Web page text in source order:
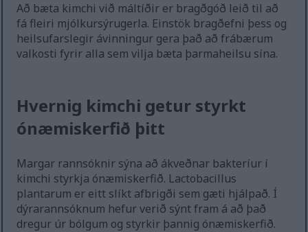
Að bæta kimchi við máltíðir er bragðgóð leið til að
fá fleiri mjólkursýrugerla. Einstök bragðefni þess og
heilsufarslegir ávinningur gera það að frábærum
valkosti fyrir alla sem vilja bæta þarmaheilsu sína.
Hvernig kimchi getur styrkt
ónæmiskerfið þitt
Margar rannsóknir sýna að ákveðnar bakteríur í
kimchi styrkja ónæmiskerfið. Lactobacillus
plantarum er eitt slíkt afbrigði sem gæti hjálpað. Í
dýrarannsóknum hefur verið sýnt fram á að það
dregur úr bólgum og styrkir þannig ónæmiskerfið.